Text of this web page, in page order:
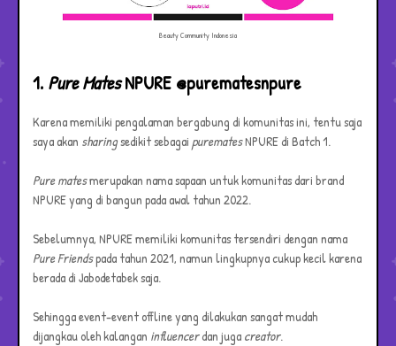
Beauty Community Indonesia
1. Pure MatesNPURE @purematesnpure
Karena memiliki pengalaman bergabung di komunitas ini, tentu saja
saya akan sharingsedikit sebagaipurematesNPURE di Batch 1.
Pure matesmerupakan nama sapaan untuk komunitas dari brand
NPURE yang di bangun pada awal tahun 2022.
Sebelumnya, NPURE memiliki komunitas tersendiri dengan nama
Pure Friendspada tahun 2021, namun lingkupnya cukup kecil karena
berada di Jabodetabek saja.
Sehingga event-event offline yang dilakukan sangat mudah
dijangkau oleh kalangan influencerdan jugacreator.